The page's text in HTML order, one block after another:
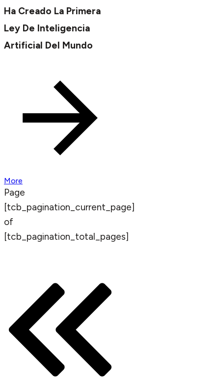
Ha Creado La Primera
Ley De Inteligencia
Artificial Del Mundo
More
Page
[tcb_pagination_current_page]
of
[tcb_pagination_total_pages]